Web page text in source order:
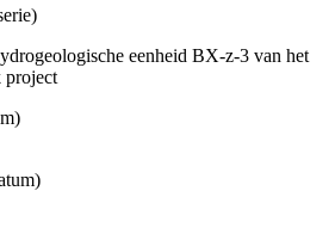
eenheid BX-z-3 van het
project